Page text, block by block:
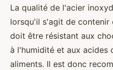
La qualité de l'acier
lorsqu'il s'agit de contenir
doit être résistant aux
à l'humidité et aux acides
aliments. Il est donc